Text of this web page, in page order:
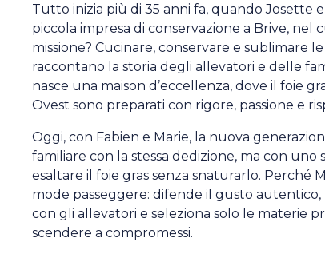
Tutto inizia più di 35 anni fa, quando Josette
piccola impresa di conservazione a Brive, nel
missione? Cucinare, conservare e sublimare
raccontano la storia degli allevatori e delle
nasce una maison d’eccellenza, dove il foie
Ovest sono preparati con rigore, passione e
Oggi, con Fabien e Marie, la nuova
familiare con la stessa dedizione, ma con uno
esaltare il foie gras senza snaturarlo. Perché
mode passeggere: difende il gusto
con gli allevatori e seleziona solo le materie
scendere a compromessi.